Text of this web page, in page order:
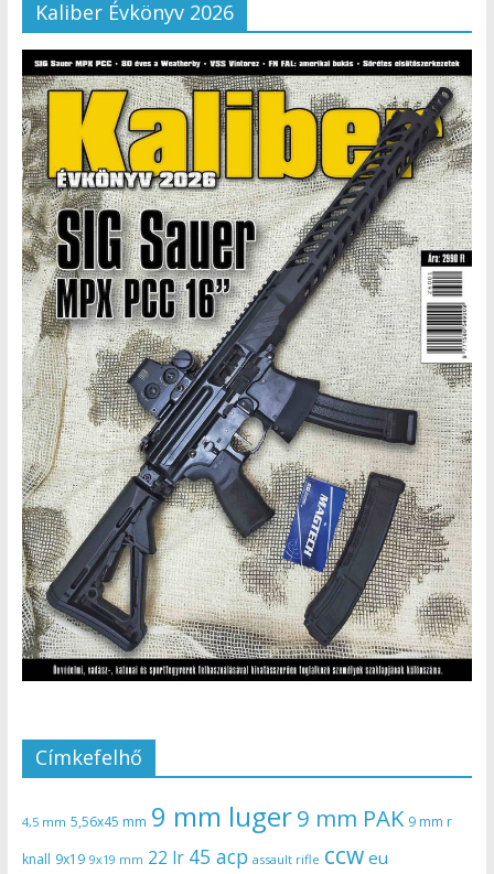
Kaliber Évkönyv 2026
Címkefelhő
4,5 mm 5,56x45 mm 9 mm luger9 mm PAK 9 mm r
knall 9x19 9x19 mm 22 lr 45 acp assault rifle ccw eu